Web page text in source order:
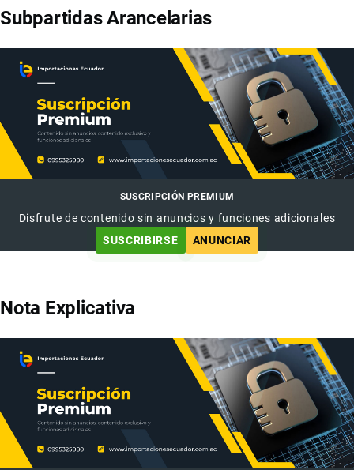
Subpartidas Arancelarias
SUSCRIPCIÓN PREMIUM
Disfrute de contenido sin anuncios y funciones adicionales
SUSCRIBIRSE
ANUNCIAR
Nota Explicativa